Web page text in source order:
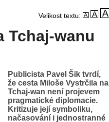
Velikost textu:
Tchaj-wanu
Publicista Pavel Šik tvrdí,
že cesta Miloše Vystrčila na
Tchaj-wan není projevem
pragmatické diplomacie.
Kritizuje její symboliku,
načasování i jednostranné